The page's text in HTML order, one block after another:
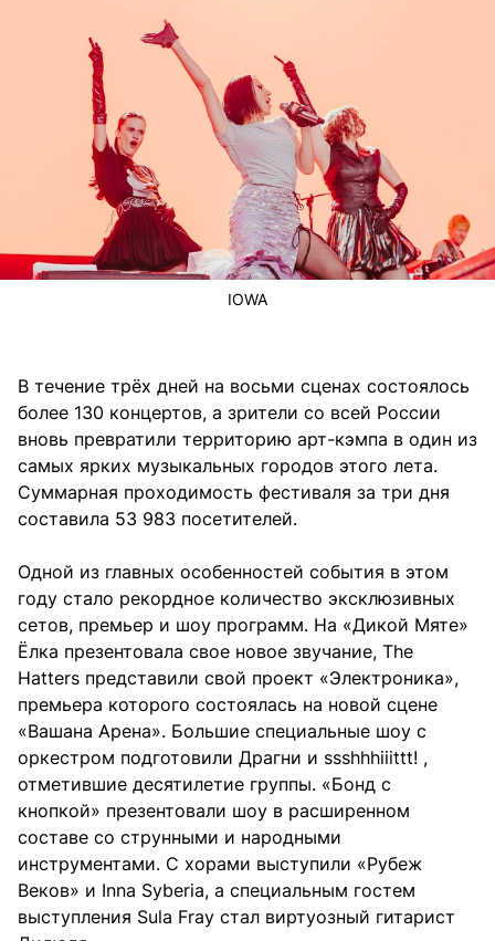
IOWA
В течение трёх дней на восьми сценах состоялось
более 130 концертов, а зрители со всей России
вновь превратили территорию арт-кэмпа в один из
самых ярких музыкальных городов этого лета.
Суммарная проходимость фестиваля за три дня
составила 53 983 посетителей.
Одной из главных особенностей события в этом
году стало рекордное количество эксклюзивных
сетов, премьер и шоу программ. На «Дикой Мяте»
Ёлка презентовала свое новое звучание, The
Hatters представили свой проект «Электроника»,
премьера которого состоялась на новой сцене
«Вашана Арена». Большие специальные шоу с
оркестром подготовили Драгни и ssshhhiiittt! ,
отметившие десятилетие группы. «Бонд с
кнопкой» презентовали шоу в расширенном
составе со струнными и народными
инструментами. С хорами выступили «Рубеж
Веков» и Inna Syberia, а специальным гостем
выступления Sula Fray стал виртуозный гитарист